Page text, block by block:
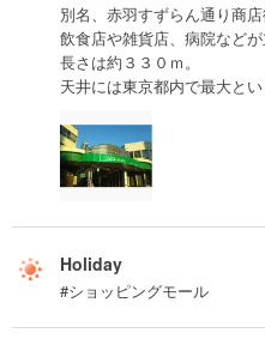
別名、赤羽すずらん通り商店
飲食店や雑貨店、病院などが
長さは約３３０ｍ。
天井には東京都内で最大とい
Holiday
#ショッピングモール